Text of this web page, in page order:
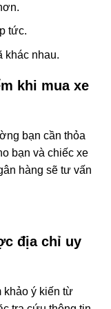
tức.
khác nhau.
khi mua xe
bạn cần thỏa
bạn và chiếc xe
hàng sẽ tư vấn
địa chỉ uy
khảo ý kiến từ